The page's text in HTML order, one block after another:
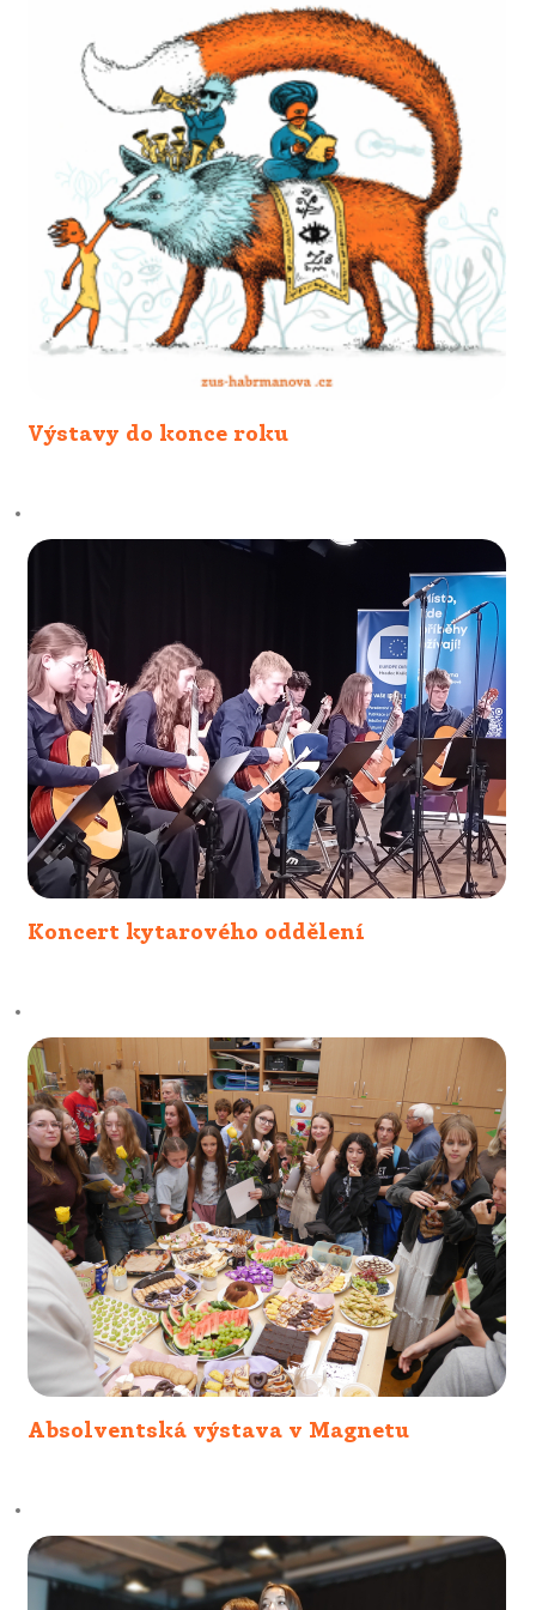
Výstavy do konce roku
Koncert kytarového oddělení
Absolventská výstava v Magnetu